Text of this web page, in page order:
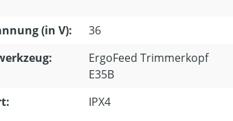
(in V):
36
ErgoFeed Trimmerkopf
E35B
IPX4